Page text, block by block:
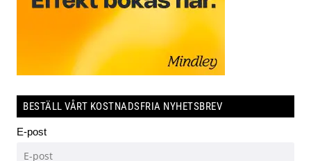
BESTÄLL VÅRT KOSTNADSFRIA NYHETSBREV
E-post